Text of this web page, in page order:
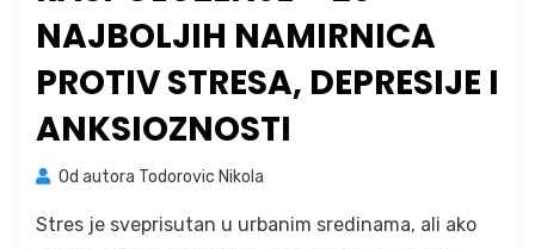
NAJBOLJIH NAMIRNICA
PROTIV STRESA, DEPRESIJE I
ANKSIOZNOSTI
Od autora Todorovic Nikola
Stres je sveprisutan u urbanim sredinama, ali ako